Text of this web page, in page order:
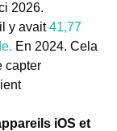
2026.
y avait41,77
En 2024. Cela
capter
iOS et